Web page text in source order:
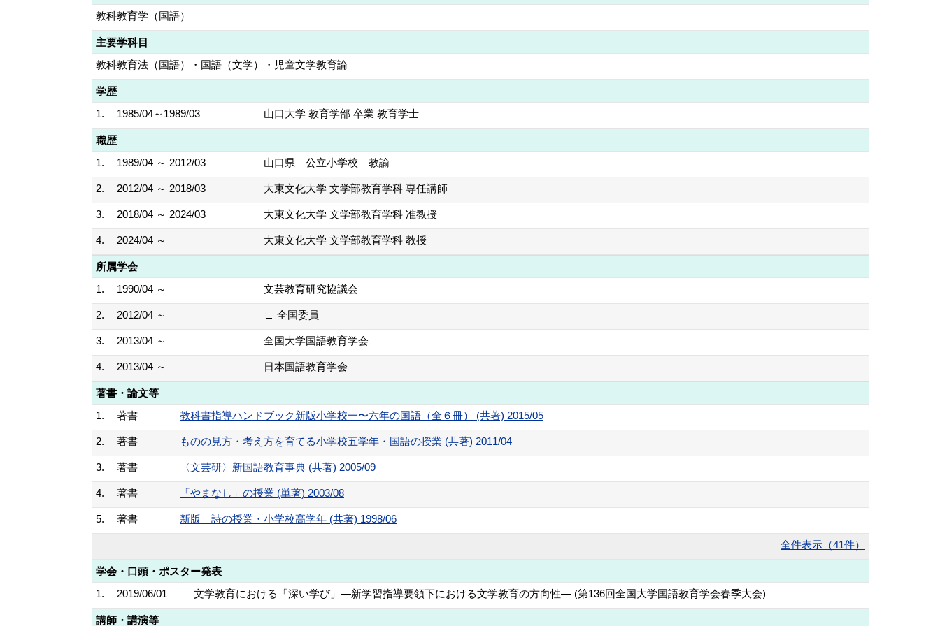
教科教育学（国語）
主要学科目
教科教育法（国語）・国語（文学）・児童文学教育論
学歴
1.
1985/04～1989/03 山口大学 教育学部 卒業 教育学士
職歴
1.
1989/04 ～ 2012/03 山口県 公立小学校 教諭
2. 2012/04 ～ 2018/03 大東文化大学 文学部教育学科 専任講師
3. 2018/04 ～ 2024/03 大東文化大学 文学部教育学科 准教授
4. 2024/04 ～ 大東文化大学 文学部教育学科 教授
所属学会
1.
1990/04 ～ 文芸教育研究協議会
2. 2012/04 ～ ∟ 全国委員
3. 2013/04 ～ 全国大学国語教育学会
4. 2013/04 ～ 日本国語教育学会
著書・論文等
1.
著書 教科書指導ハンドブック新版小学校一〜六年の国語（全６冊） (共著) 2015/05
2. 著書 ものの見方・考え方を育てる小学校五学年・国語の授業 (共著) 2011/04
3. 著書 〈文芸研〉新国語教育事典 (共著) 2005/09
4. 著書 「やまなし」の授業 (単著) 2003/08
5. 著書 新版 詩の授業・小学校高学年 (共著) 1998/06
全件表示（41件）
学会・口頭・ポスター発表
1.
2019/06/01 文学教育における「深い学び」—新学習指導要領下における文学教育の方向性— (第136回全国大学国語教育学会春季大会)
講師・講演等